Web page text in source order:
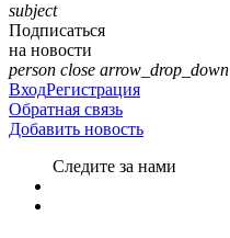
subject
Подписаться
на новости
person close arrow_drop_down
ВходРегистрация
Обратная связь
Добавить новость
Cледите за нами